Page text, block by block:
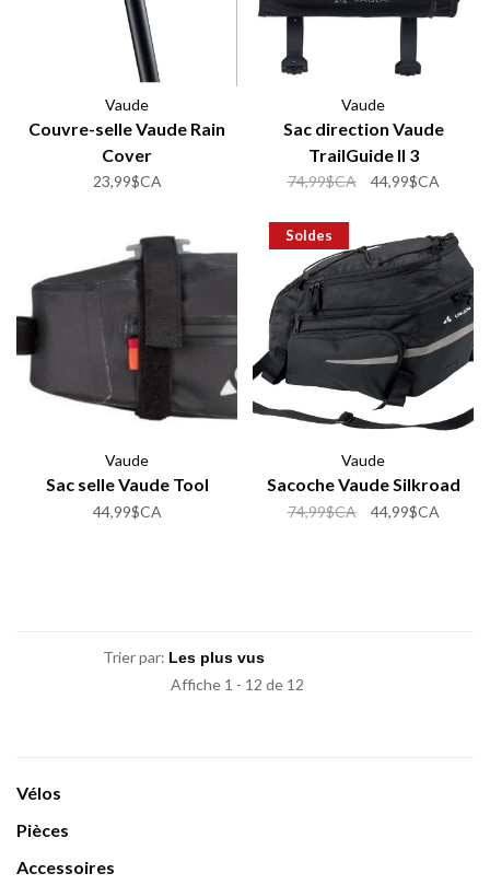
Vaude
Couvre-selle Vaude Rain
Cover
23,99$CA
Vaude
Sac direction Vaude
TrailGuide II 3
74,99$CA 44,99$CA
Vaude
Sac selle Vaude Tool
44,99$CA
Soldes
Vaude
Sacoche Vaude Silkroad
74,99$CA 44,99$CA
Trier par:
Affiche 1 - 12 de 12
Vélos
Pièces
Accessoires